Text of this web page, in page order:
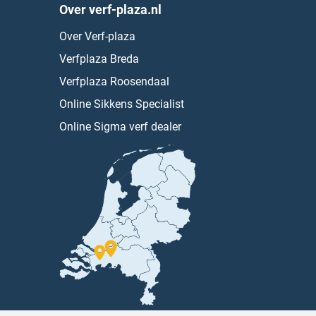
Over verf-plaza.nl
Over Verf-plaza
Verfplaza Breda
Verfplaza Roosendaal
Online Sikkens Specialist
Online Sigma verf dealer